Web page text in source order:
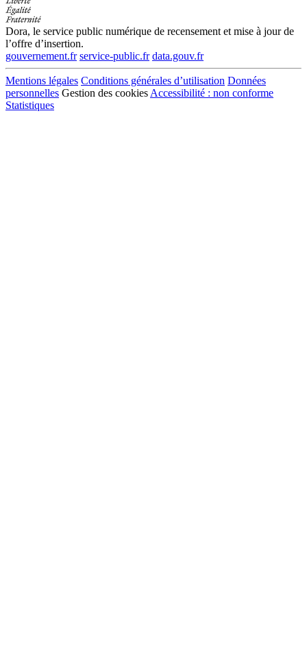
Dora, le service public numérique de recensement et mise à jour de
l’offre d’insertion.
gouvernement.fr service-public.fr data.gouv.fr
Mentions légales Conditions générales d’utilisation Données
personnelles Gestion des cookiesAccessibilité : non conforme
Statistiques